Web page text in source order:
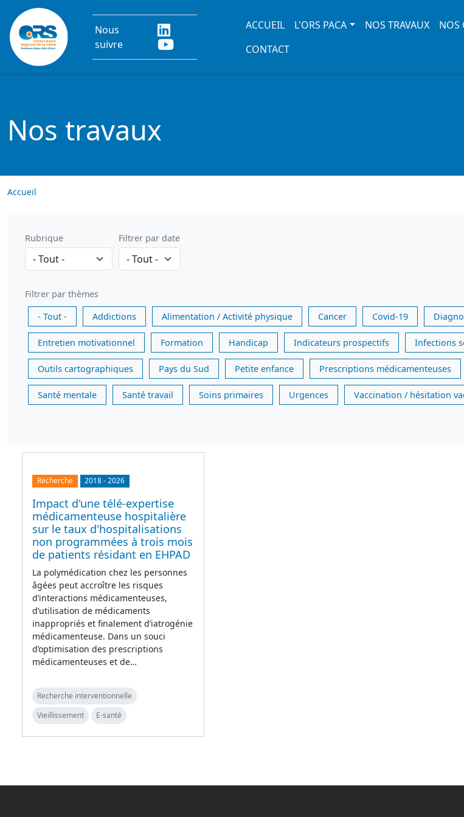
Aller au contenu principal
Nous
suivre
Main navigation
ACCUEIL L'ORS PACA NOS TRAVAUX NOS
CONTACT
Nos travaux
Accueil
Rubrique Filtrer par date
Filtrer par thèmes
- Tout -
Addictions Alimentation / Activité physique Cancer Covid-19
Entretien motivationnel Formation Handicap Indicateurs prospectifs Infections
Outils cartographiques Pays du Sud Petite enfance Prescriptions médicamenteuses
Santé mentale Santé travail Soins primaires Urgences Vaccination / hésitation
Recherche 2018-2026
Impact d'une télé-expertise
médicamenteuse hospitalière
sur le taux d'hospitalisations
non programmées à trois mois
de patients résidant en EHPAD
La polymédication chez les personnes
âgées peut accroître les risques
d’interactions médicamenteuses,
d’utilisation de médicaments
inappropriés et finalement d’iatrogénie
médicamenteuse. Dans un souci
d’optimisation des prescriptions
médicamenteuses et de…
Recherche interventionnelle
Vieillissement
E-santé